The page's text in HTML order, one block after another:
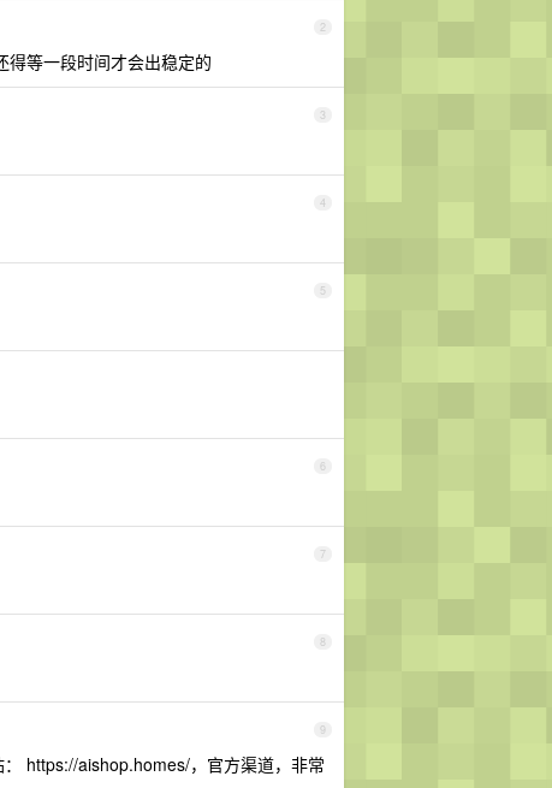
2
得等一段时间才会出稳定的
3
4
5
6
7
8
9
https://aishop.homes/，官方渠道，非常